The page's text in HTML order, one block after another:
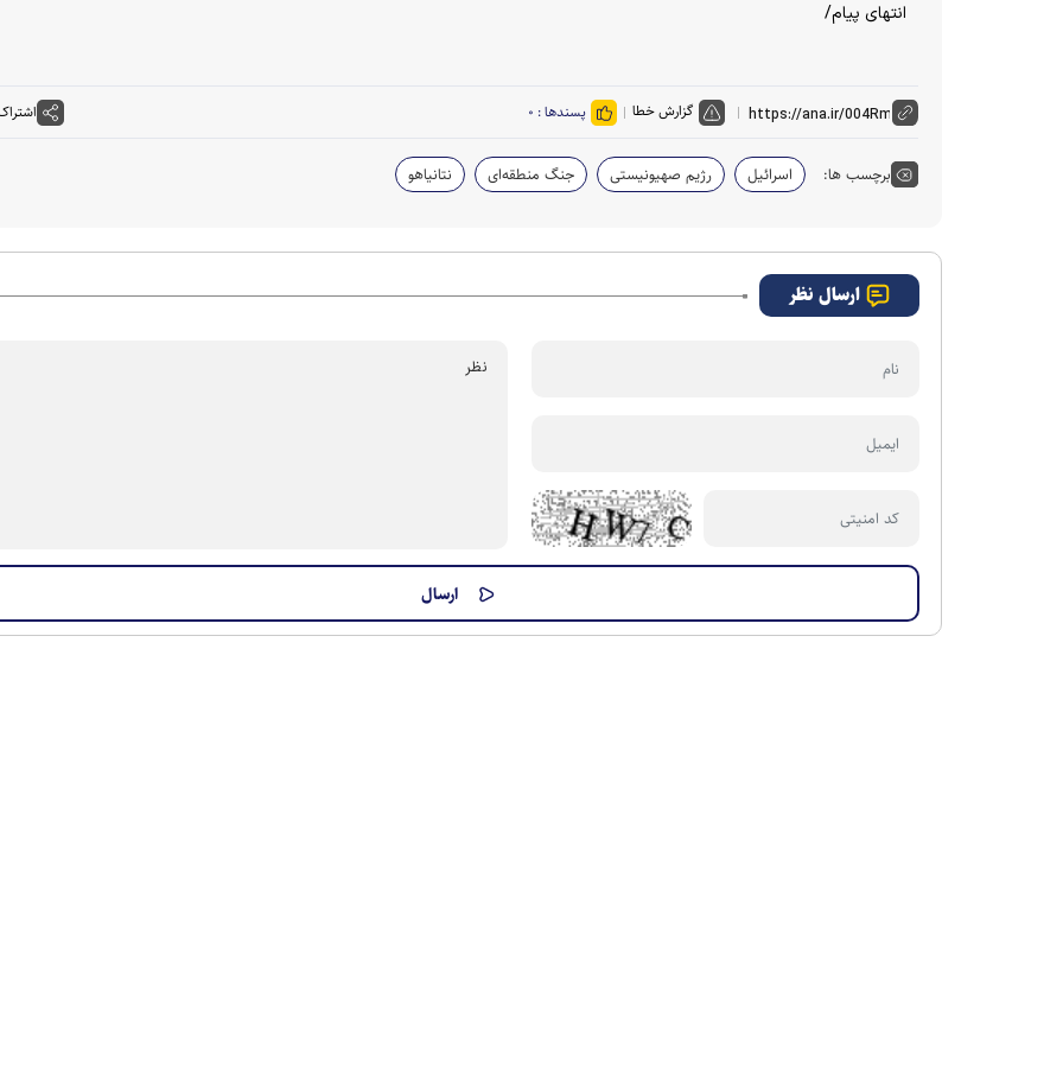
انتهای پیام/
گزارش خطا پسندها : ۰
برچسب ها: اسرائیل رژیم صهیونیستی جنگ منطقه‌ای نتانیاهو
ارسال نظر